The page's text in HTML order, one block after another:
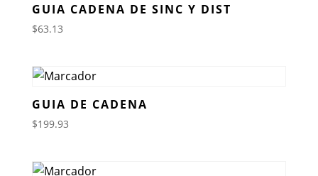
GUIA CADENA DE SINC Y DIST
$63.13
GUIA DE CADENA
$199.93